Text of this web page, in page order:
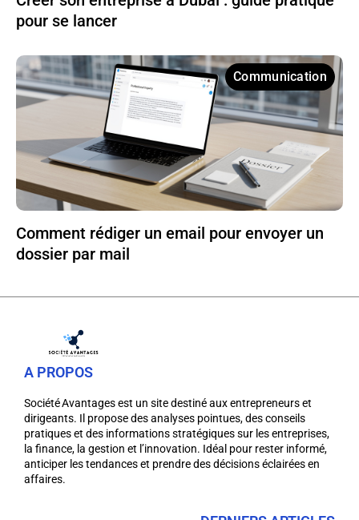
pour se lancer
Communication
Comment rédiger un email pour envoyer un
dossier par mail
A PROPOS
Société Avantages est un site destiné aux entrepreneurs et
dirigeants. Il propose des analyses pointues, des conseils
pratiques et des informations stratégiques sur les entreprises,
la finance, la gestion et l’innovation. Idéal pour rester informé,
anticiper les tendances et prendre des décisions éclairées en
affaires.